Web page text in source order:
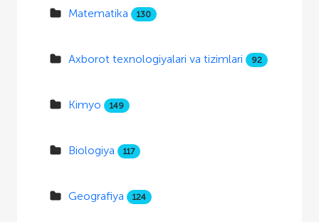
Matematika 130
Axborot texnologiyalari va tizimlari 92
Kimyo 149
Biologiya 117
Geografiya 124